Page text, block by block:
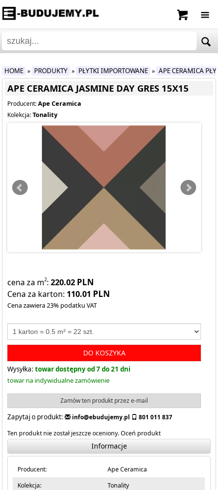
HOME » PRODUKTY » PŁYTKI IMPORTOWANE » APE CERAMICA
APE CERAMICA JASMINE DAY GRES 15X15
Producent:Ape Ceramica
Kolekcja:Tonality
cena za m2:220.02 PLN
Cena za karton: 110.01 PLN
Cena zawiera 23% podatku VAT
DO KOSZYKA
Wysyłka: towar dostępny od 7 do 21 dni
towar na indywidualne zamówienie
Zamów ten produkt przez e-mail
Zapytaj o produkt: info@ebudujemy.pl
801 011 837
Ten produkt nie został jeszcze oceniony.Oceń produkt
Informacje
Producent:
Ape Ceramica
Kolekcja:
Tonality